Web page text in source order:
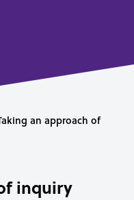
an approach of
inquiry